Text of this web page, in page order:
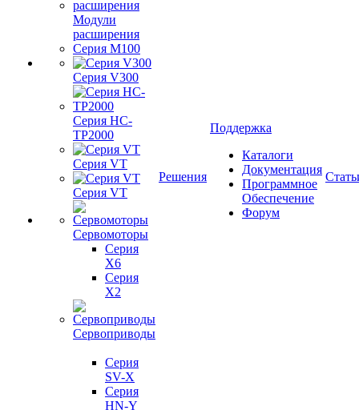
Модули
расширения
Серия M100
Серия V300
Серия HC-
TP2000
Серия VT
Серия VT
Сервомоторы
Серия
X6
Серия
X2
Сервоприводы
Серия
SV-X
Серия
HN-Y
Решения
Поддержка
Каталоги
Документация
Программное
Обеспечение
Форум